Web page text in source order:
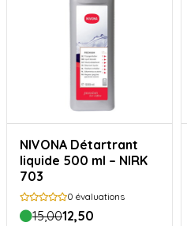
NIVONA Détartrant
liquide 500 ml – NIRK
703
0 évaluations
15,0012,50